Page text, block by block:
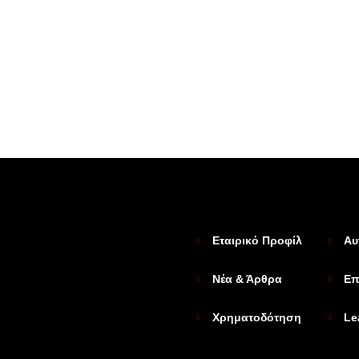
Εταιρικό Προφίλ
Νέα & Άρθρα
Χρηματοδότηση